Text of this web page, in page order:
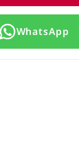
WhatsApp